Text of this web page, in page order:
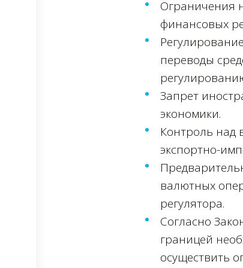
Ограничения
финансовых
переводы
Запрет
экономики.
Контроль над
экспортно-
валютных
регулятора.
Согласно
границей
осуществить